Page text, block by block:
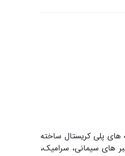
های پلی کریستال ساخته
های سیمانی، سرامیک،